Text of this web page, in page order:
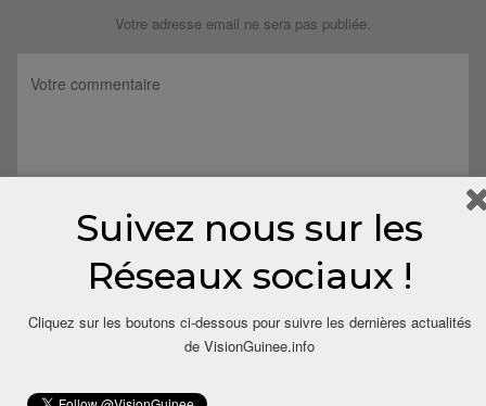
Votre adresse email ne sera pas publiée.
Save my name, email, and website in this browser for the next
Suivez nous sur les
Réseaux sociaux !
Cliquez sur les boutons ci-dessous pour suivre les dernières actualités
de VisionGuinee.info